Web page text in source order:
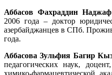
Аббасов Фахраддин
2006 года – доктор
азербайджанцев в СПб.
года.
Аббасова Зульфия Багир
педагогических наук,
химико-фармацевтической